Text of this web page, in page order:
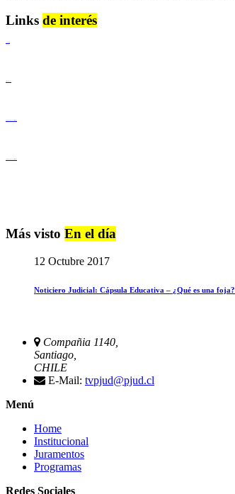
Links de interés
Más visto En el día
12 Octubre 2017
Noticiero Judicial: Cápsula Educativa – ¿Qué es una foja?
Compañia 1140,
Santiago,
CHILE
E-Mail: tvpjud@pjud.cl
Menú
Home
Institucional
Juramentos
Programas
Redes Sociales